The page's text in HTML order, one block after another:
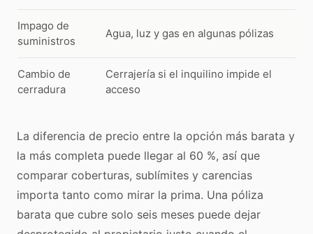
Impago de
suministros
Agua, luz y gas en algunas pólizas
Cambio de
cerradura
Cerrajería si el inquilino impide el
acceso
La diferencia de precio entre la opción más barata y
la más completa puede llegar al 60 %, así que
comparar coberturas, sublímites y carencias
importa tanto como mirar la prima. Una póliza
barata que cubre solo seis meses puede dejar